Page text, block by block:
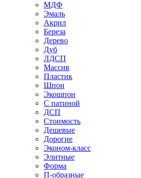
МДФ
Эмаль
Акрил
Береза
Дерево
Дуб
ЛДСП
Массив
Пластик
Шпон
Экошпон
С патиной
ДСП
Стоимость
Дешевые
Дорогие
Эконом-класс
Элитные
Форма
П-образные